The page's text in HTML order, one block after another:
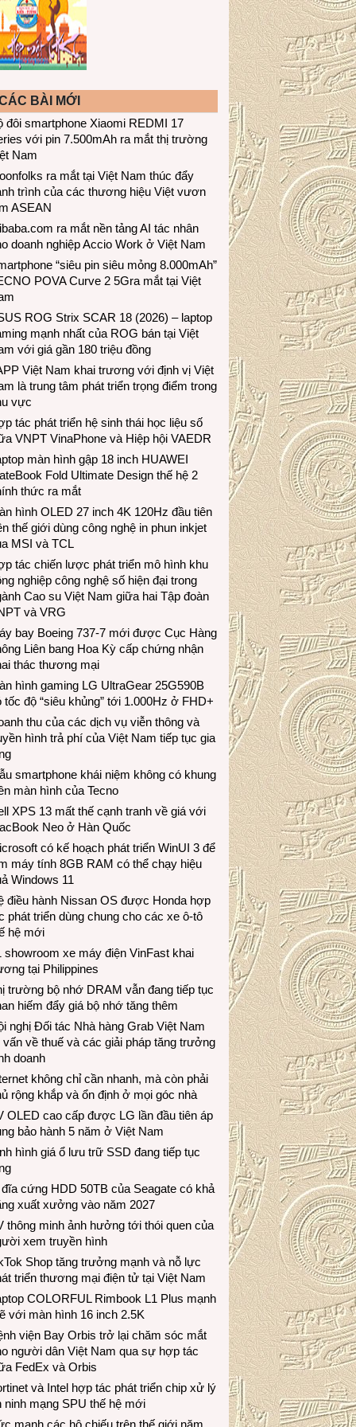
BÀI MỚI
đôi smartphone Xiaomi REDMI 17
với pin 7.500mAh ra mắt thị trường
Nam
ra mắt tại Việt Nam thúc đẩy
trình của các thương hiệu Việt vươn
ASEAN
ra mắt nền tảng AI tác nhân
doanh nghiệp Accio Work ở Việt Nam
“siêu pin siêu mỏng 8.000mAh”
POVA Curve 2 5Gra mắt tại Việt
ROG Strix SCAR 18 (2026) – laptop
mạnh nhất của ROG bán tại Việt
với giá gần 180 triệu đồng
Việt Nam khai trương với định vị Việt
là trung tâm phát triển trọng điểm trong
vực
tác phát triển hệ sinh thái học liệu số
VNPT VinaPhone và Hiệp hội VAEDR
màn hình gập 18 inch HUAWEI
Fold Ultimate Design thế hệ 2
thức ra mắt
hình OLED 27 inch 4K 120Hz đầu tiên
thế giới dùng công nghệ in phun inkjet
MSI và TCL
tác chiến lược phát triển mô hình khu
nghiệp công nghệ số hiện đại trong
Cao su Việt Nam giữa hai Tập đoàn
và VRG
bay Boeing 737-7 mới được Cục Hàng
Liên bang Hoa Kỳ cấp chứng nhận
thác thương mại
hình gaming LG UltraGear 25G590B
tốc độ “siêu khủng” tới 1.000Hz ở FHD+
thu của các dịch vụ viễn thông và
hình trả phí của Việt Nam tiếp tục gia
smartphone khái niệm không có khung
màn hình của Tecno
XPS 13 mất thế cạnh tranh về giá với
Neo ở Hàn Quốc
có kế hoạch phát triển WinUI 3 để
máy tính 8GB RAM có thể chạy hiệu
Windows 11
điều hành Nissan OS được Honda hợp
phát triển dùng chung cho các xe ô-tô
hệ mới
showroom xe máy điện VinFast khai
tại Philippines
trường bộ nhớ DRAM vẫn đang tiếp tục
hiếm đẩy giá bộ nhớ tăng thêm
nghị Đối tác Nhà hàng Grab Việt Nam
về thuế và các giải pháp tăng trưởng
doanh
không chỉ cần nhanh, mà còn phải
rộng khắp và ổn định ở mọi góc nhà
OLED cao cấp được LG lần đầu tiên áp
bảo hành 5 năm ở Việt Nam
hình giá ổ lưu trữ SSD đang tiếp tục
cứng HDD 50TB của Seagate có khả
xuất xưởng vào năm 2027
thông minh ảnh hưởng tới thói quen của
xem truyền hình
Shop tăng trưởng mạnh và nỗ lực
triển thương mại điện tử tại Việt Nam
COLORFUL Rimbook L1 Plus mạnh
với màn hình 16 inch 2.5K
viện Bay Orbis trở lại chăm sóc mắt
người dân Việt Nam qua sự hợp tác
FedEx và Orbis
và Intel hợp tác phát triển chip xử lý
ninh mạng SPU thế hệ mới
mạnh các hộ chiếu trên thế giới năm